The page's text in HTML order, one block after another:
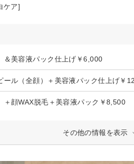
ケア]
＆美容液パック仕上げ￥6,000
ール（全顔）＋美容液パック仕上げ￥
＋顔WAX脱毛＋美容液パック￥8,500
その他の情報を表示